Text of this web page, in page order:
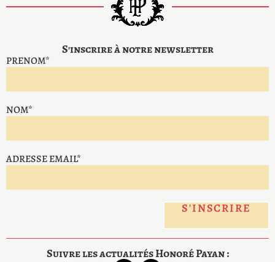
S'inscrire à notre newsletter
PRENOM*
NOM*
ADRESSE EMAIL*
Suivre les actualités Honoré Payan :